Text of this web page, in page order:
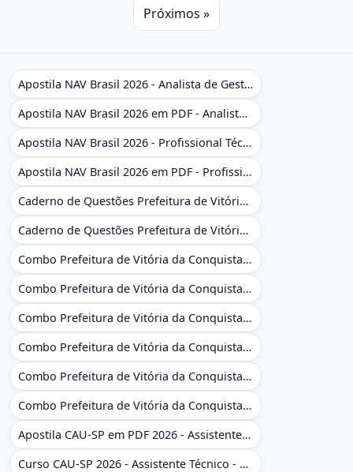
Próximos »
Apostila NAV Brasil 2026 - Analista de Gestão
Apostila NAV Brasil 2026 em PDF - Analista de Gestão
Apostila NAV Brasil 2026 - Profissional Técnico de Navegação Aérea - Operador de Torre de Controle
Apostila NAV Brasil 2026 em PDF - Profissional Técnico de Navegação Aérea - Operador de Torre de Controle
Caderno de Questões Prefeitura de Vitória da Conquista - BA - Conhecimentos Gerais - 450 Questões Gabaritadas
Caderno de Questões Prefeitura de Vitória da Conquista em PDF - BA - Conhecimentos Gerais - 450 Questões Gabaritadas
Combo Prefeitura de Vitória da Conquista - BA 2026 - Monitor Escolar (Educação Infantil e Cobertura das AC'S)
Combo Prefeitura de Vitória da Conquista - BA 2026 - Monitor Escolar (Educação Infantil e Cobertura das AC'S)
Combo Prefeitura de Vitória da Conquista - BA 2026 - Monitor Escolar (Suporte às Crianças com Deficiência)
Combo Prefeitura de Vitória da Conquista - BA 2026 - Monitor Escolar (Suporte às Crianças com Deficiência)
Combo Prefeitura de Vitória da Conquista - BA 2026 - Pedagogo - Zona Urbana e/ou Rural
Combo Prefeitura de Vitória da Conquista - BA 2026 - Pedagogo - Zona Urbana e/ou Rural
Apostila CAU-SP em PDF 2026 - Assistente Técnico - Administrativo
Curso CAU-SP 2026 - Assistente Técnico - Administrativo e Administrativo Regional